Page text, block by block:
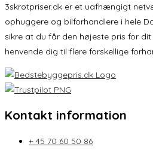
3skrotpriser.dk er et uafhængigt
ophuggere og bilforhandlere i hele
sikre at du får den højeste pris for
henvende dig til flere forskellige
Kontakt information
+ 45 70 60 50 86